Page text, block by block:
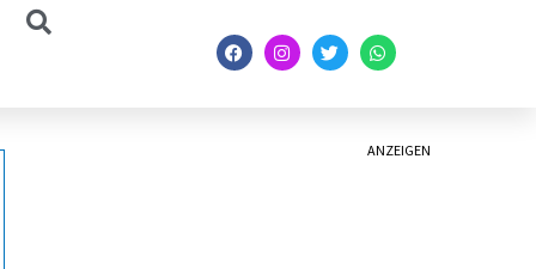
ANZEIGEN